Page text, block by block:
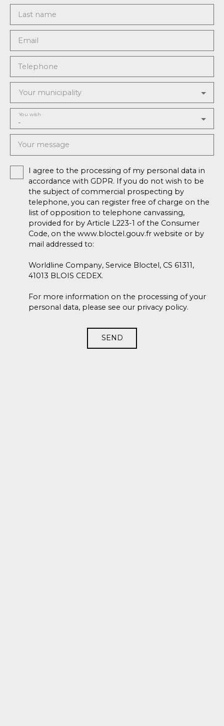
Last name
Email
Telephone
Your municipality
-
You wish
Your message
I agree to the processing of my personal data in
accordance with GDPR. If you do not wish to be
the subject of commercial prospecting by
telephone, you can register free of charge on the
list of opposition to telephone canvassing,
provided for by Article L223-1 of the Consumer
Code, on the www.bloctel.gouv.fr website or by
mail addressed to:
Worldline Company, Service Bloctel, CS 61311,
41013 BLOIS CEDEX.
For more information on the processing of your
personal data, please see our privacy policy.
SEND